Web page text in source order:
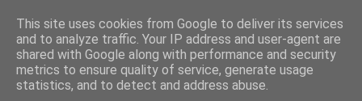
This site uses cookies from Google to deliver its services
and to analyze traffic. Your IP address and user-agent are
shared with Google along with performance and security
metrics to ensure quality of service, generate usage
statistics, and to detect and address abuse.